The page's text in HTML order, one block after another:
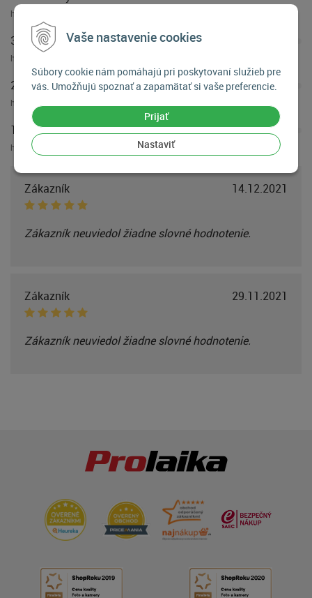
Vaše nastavenie cookies
Súbory cookie nám pomáhajú pri poskytovaní služieb pre
vás. Umožňujú spoznať a zapamätať si vaše preferencie.
Prijať
Nastaviť
hodnotení:
3 hviezdičky
hodnotení:
2 hviezdičky
hodnotení:
1 hviezdička
hodnotení:
Zákazník 14.12.2021
Zákazník neuviedol žiadne slovné hodnotenie.
Zákazník 29.11.2021
Zákazník neuviedol žiadne slovné hodnotenie.